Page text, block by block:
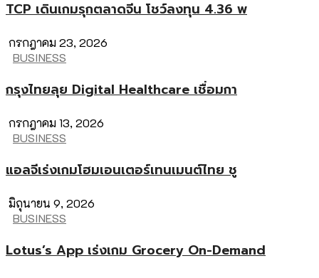
TCP เดินเกมรุกตลาดจีน โชว์ลงทุน 4.36 พ
กรกฎาคม 23, 2026
BUSINESS
กรุงไทยลุย Digital Healthcare เชื่อมกา
กรกฎาคม 13, 2026
BUSINESS
แอลจีเร่งเกมโฮมเอนเตอร์เทนเมนต์ไทย ชู
มิถุนายน 9, 2026
BUSINESS
Lotus’s App เร่งเกม Grocery On-Demand